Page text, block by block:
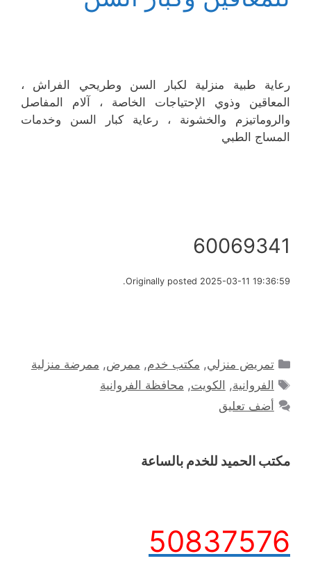
رعاية طبية منزلية لكبار السن وطريحي الفراش ،
المعاقين وذوي الإحتياجات الخاصة ، آلام المفاصل
والروماتيزم والخشونة ، رعاية كبار السن وخدمات
المساج الطبي
60069341
Originally posted 2025-03-11 19:36:59.
التصنيفات
تمريض منزلي, مكتب خدم, ممرض, ممرضة منزلية
الوسوم
الفروانية, الكويت, محافظة الفروانية
أضف تعليق
مكتب الحميد للخدم بالساعة
50837576